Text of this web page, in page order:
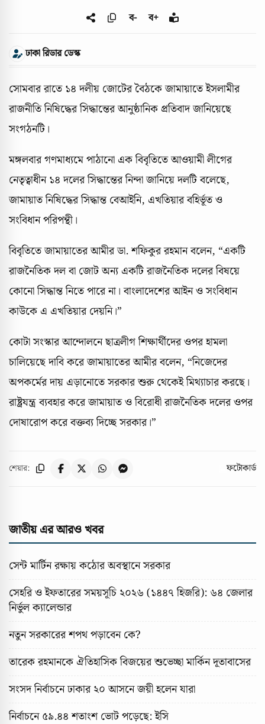
ব- ব+
ঢাকা রিডার ডেস্ক
সোমবার রাতে ১৪ দলীয় জোটের বৈঠকে জামায়াতে ইসলামীর
রাজনীতি নিষিদ্ধের সিদ্ধান্তের আনুষ্ঠানিক প্রতিবাদ জানিয়েছে
সংগঠনটি।
মঙ্গলবার গণমাধ্যমে পাঠানো এক বিবৃতিতে আওয়ামী লীগের
নেতৃত্বাধীন ১৪ দলের সিদ্ধান্তের নিন্দা জানিয়ে দলটি বলেছে,
জামায়াত নিষিদ্ধের সিদ্ধান্ত বেআইনি, এখতিয়ার বহির্ভূত ও
সংবিধান পরিপন্থী।
বিবৃতিতে জামায়াতের আমীর ডা. শফিকুর রহমান বলেন, “একটি
রাজনৈতিক দল বা জোট অন্য একটি রাজনৈতিক দলের বিষয়ে
কোনো সিদ্ধান্ত নিতে পারে না। বাংলাদেশের আইন ও সংবিধান
কাউকে এ এখতিয়ার দেয়নি।”
কোটা সংস্কার আন্দোলনে ছাত্রলীগ শিক্ষার্থীদের ওপর হামলা
চালিয়েছে দাবি করে জামায়াতের আমীর বলেন, “নিজেদের
অপকর্মের দায় এড়ানোতে সরকার শুরু থেকেই মিথ্যাচার করছে।
রাষ্ট্রযন্ত্র ব্যবহার করে জামায়াত ও বিরোধী রাজনৈতিক দলের ওপর
দোষারোপ করে বক্তব্য দিচ্ছে সরকার।”
শেয়ার: ফটোকার্ড
জাতীয় এর আরও খবর
সেন্ট মার্টিন রক্ষায় কঠোর অবস্থানে সরকার
সেহরি ও ইফতারের সময়সূচি ২০২৬ (১৪৪৭ হিজরি): ৬৪ জেলার
নির্ভুল ক্যালেন্ডার
নতুন সরকারের শপথ পড়াবেন কে?
তারেক রহমানকে ঐতিহাসিক বিজয়ের শুভেচ্ছা মার্কিন দূতাবাসের
সংসদ নির্বাচনে ঢাকার ২০ আসনে জয়ী হলেন যারা
নির্বাচনে ৫৯.৪৪ শতাংশ ভোট পড়েছে: ইসি